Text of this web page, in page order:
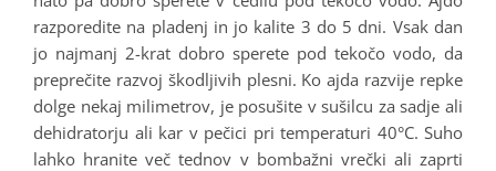
razporedite na pladenj in jo kalite 3 do 5 dni. Vsak dan
jo najmanj 2-krat dobro sperete pod tekočo vodo, da
preprečite razvoj škodljivih plesni. Ko ajda razvije repke
dolge nekaj milimetrov, je posušite v sušilcu za sadje ali
dehidratorju ali kar v pečici pri temperaturi 40°C. Suho
lahko hranite več tednov v bombažni vrečki ali zaprti